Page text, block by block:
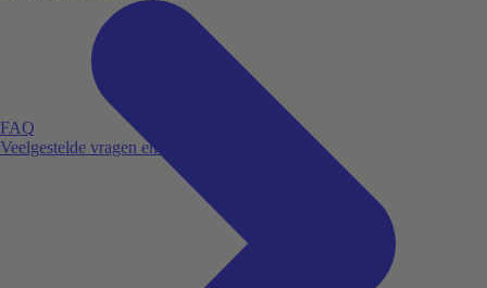
FAQ
Veelgestelde vragen en antwoorden.